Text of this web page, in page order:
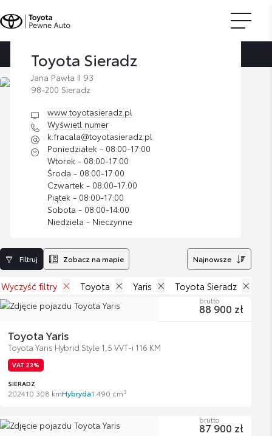
Strona główna Znajdź dilera
Toyota Sieradz
Jana Pawła II 93
98-200 Sieradz
www.toyotasieradz.pl
Wyświetl numer
k.fracala@toyotasieradz.pl
Poniedziałek - 08:00-17:00
Wtorek - 08:00-17:00
Środa - 08:00-17:00
Czwartek - 08:00-17:00
Piątek - 08:00-17:00
Sobota - 08:00-14:00
Niedziela - Nieczynne
Filtruj Zobacz na mapie Najnowsze
Wyczyść filtry Toyota Yaris Toyota Sieradz
Toyota Yaris
Toyota Yaris Hybrid Style 1,5 VVT-i 116 KM
VAT 23%
SIERADZ
202410 308 kmHybryda1 490 cm3
brutto
88 900 zł
brutto
87 900 zł